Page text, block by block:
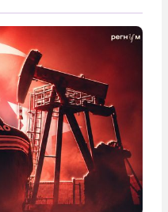
первых лиц
за ними...